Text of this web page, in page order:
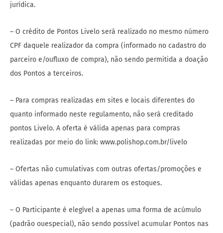
jurídica.
– O crédito de Pontos Livelo será realizado no mesmo número
CPF daquele realizador da compra (informado no cadastro do
parceiro e/oufluxo de compra), não sendo permitida a doação
dos Pontos a terceiros.
– Para compras realizadas em sites e locais diferentes do
quanto informado neste regulamento, não será creditado
pontos Livelo. A oferta é válida apenas para compras
realizadas por meio do link: www.polishop.com.br/livelo
– Ofertas não cumulativas com outras ofertas/promoções e
válidas apenas enquanto durarem os estoques.
– O Participante é elegível a apenas uma forma de acúmulo
(padrão ouespecial), não sendo possível acumular Pontos nas